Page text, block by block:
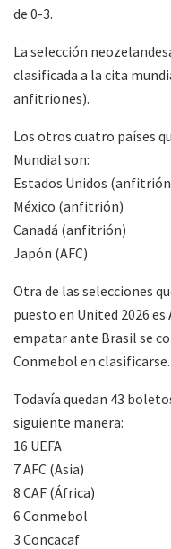
de 0-3.
La selección
clasificada a la cita
anfitriones).
Los otros cuatro países
Mundial son:
Estados Unidos
México (anfitrión)
Canadá (anfitrión)
Japón (AFC)
Otra de las selecciones
puesto en United 2026
empatar ante Brasil se
Conmebol en clasificarse.
Todavía quedan 43
siguiente manera:
16 UEFA
7 AFC (Asia)
8 CAF (África)
6 Conmebol
3 Concacaf